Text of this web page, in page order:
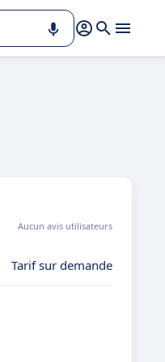
Aucun avis utilisateurs
Tarif sur demande